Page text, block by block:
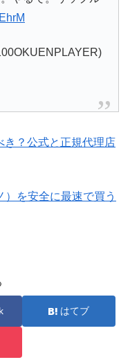
き？公式と正規代理店
）を安全に最速で買う
はてブ